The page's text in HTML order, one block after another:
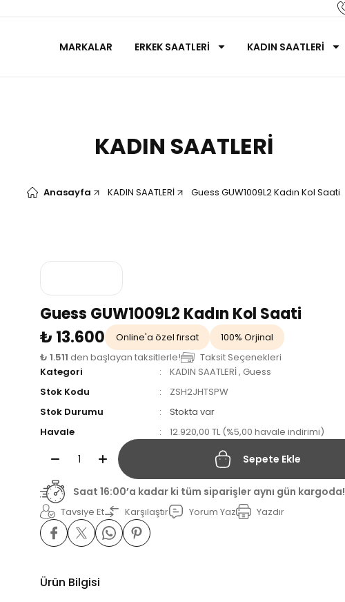
MARKALAR ERKEK SAATLERİ KADIN SAATLERİ
KADIN SAATLERİ
Anasayfa KADIN SAATLERİ Guess GUW1009L2 Kadın Kol Saati
Guess GUW1009L2 Kadın Kol Saati
₺ 13.600
Online'a özel fırsat 100% Orjinal
₺ 1.511 den başlayan taksitlerle!
Taksit Seçenekleri
Kategori
KADIN SAATLERİ, Guess
Stok Kodu
ZSH2JHTSPW
Stok Durumu
Stokta var
Havale
12.920,00 TL (%5,00 havale indirimi)
Sepete Ekle
Saat 16:00’a kadar ki tüm siparişler aynı gün kargoda!
Tavsiye Et Karşılaştır Yorum Yaz Yazdır
Ürün Bilgisi